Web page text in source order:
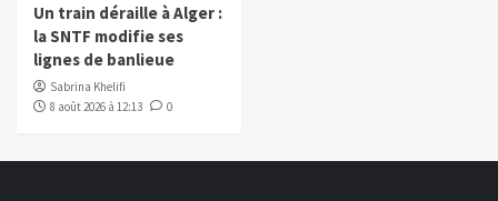
Un train déraille à Alger :
la SNTF modifie ses
lignes de banlieue
Sabrina Khelifi
8 août 2026 à 12:13
0